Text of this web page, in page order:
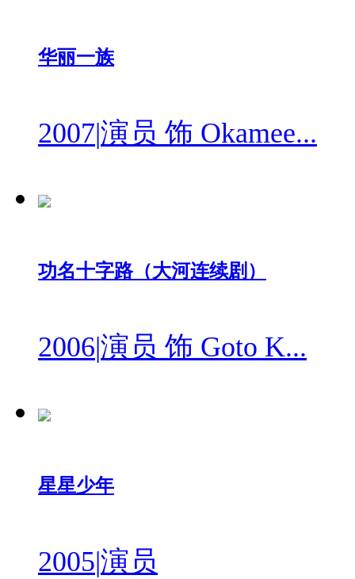
华丽一族
2007|演员 饰 Okamee...
功名十字路（大河连续剧）
2006|演员 饰 Goto K...
星星少年
2005|演员